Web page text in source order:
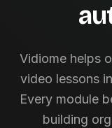
Vidiome helps
video lessons
Every module
building